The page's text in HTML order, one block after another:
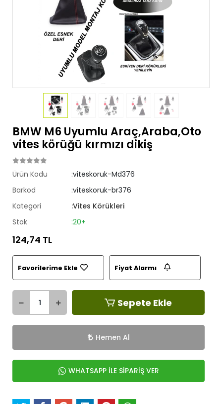
BMW M6 Uyumlu Araç,Araba,Oto
vites körüğü kırmızı dikiş
Ürün Kodu
:viteskoruk-Md376
Barkod
:viteskoruk-br376
Kategori
:Vites Körükleri
Stok
:20+
124,74 TL
Favorilerime Ekle Fiyat Alarmı
Sepete Ekle
Hemen Al
WHATSAPP İLE SİPARİŞ VER